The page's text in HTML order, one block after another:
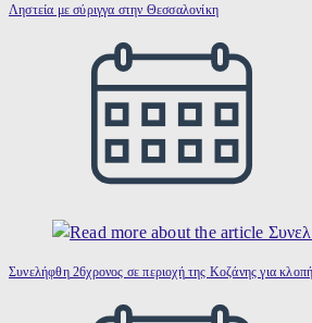
Ληστεία με σύριγγα στην Θεσσαλονίκη
Συνελήφθη 26χρονος σε περιοχή της Κοζάνης για κλοπή